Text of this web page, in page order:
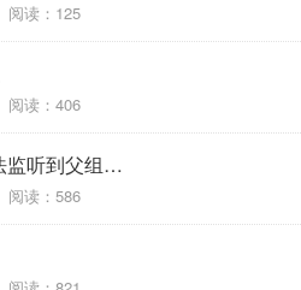
阅读：125
阅读：406
解决vue3子组件watch无法监听到父组件的prop参数变化
阅读：586